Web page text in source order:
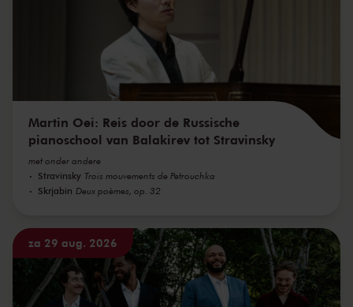
Martin Oei: Reis door de Russische
pianoschool van Balakirev tot Stravinsky
met onder andere
Stravinsky Trois mouvements de Petrouchka
Skrjabin Deux poèmes, op. 32
za 29 aug. 2026